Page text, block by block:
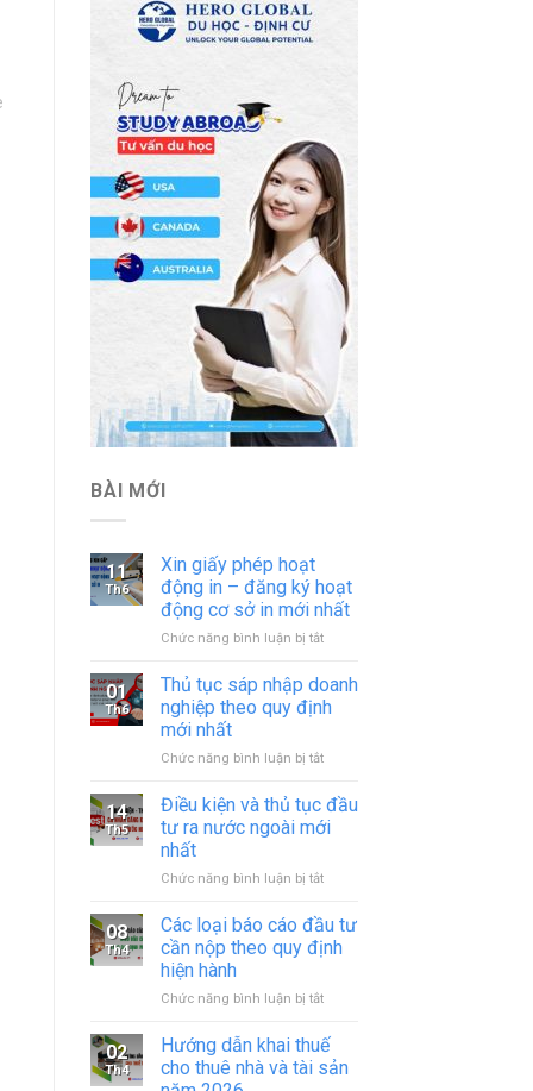
BÀI MỚI
11
Th6
Xin giấy phép hoạt
động in – đăng ký hoạt
động cơ sở in mới nhất
Chức năng bình luận bị tắtở
giấy
phép
hoạt
in
đăng
ký
hoạt
cơ
in
mới
01
Th6
Thủ tục sáp nhập doanh
nghiệp theo quy định
mới nhất
Chức năng bình luận bị tắtở
tục
sáp
nhập
nghiệp
quy
định
mới
14
Th5
Điều kiện và thủ tục đầu
tư ra nước ngoài mới
nhất
Chức năng bình luận bị tắtở
kiện
và
thủ
đầu
ra
nước
ngoài
08
Th4
Các loại báo cáo đầu tư
cần nộp theo quy định
hiện hành
Chức năng bình luận bị tắtở
loại
báo
cáo
02
Th4
Hướng dẫn khai thuế
cho thuê nhà và tài sản